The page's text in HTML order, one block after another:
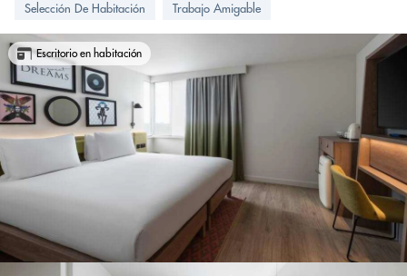
Selección De Habitación Trabajo Amigable
Escritorio en habitación